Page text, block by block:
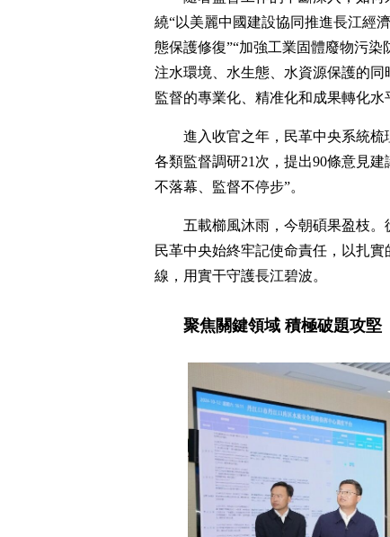
繞“以美麗中國建設協同推進長江經
態保護修復”“加強工業固體廢物污
注水環境、水生態、水資源保護的
監督的專業化、精准化和成果轉化水
進入收官之年，民革中央系統
各類監督調研21次，提出90條意見
不落幕、監督不停步”。
五載櫛風沐雨，今朝碩果盈枝
民革中央始終牢記使命責任，以扎
線，用實干守護長江碧波。
聚焦關鍵領域 積極破題攻堅